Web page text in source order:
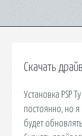
Скачать
Установка PSP
постоянно, но
будет